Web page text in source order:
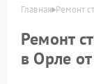
Главная Ремонт
Ремонт
в Орле